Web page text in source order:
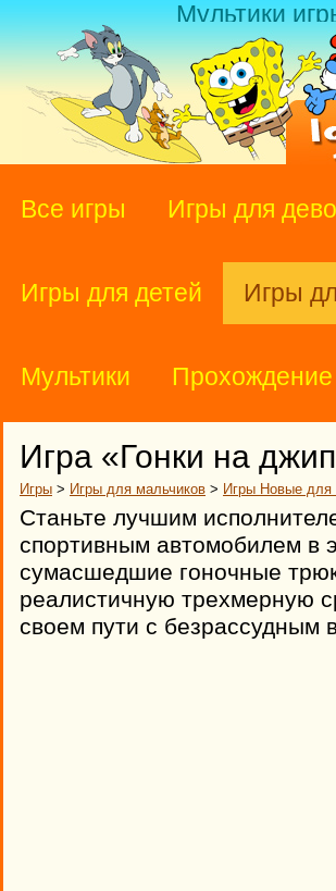
Мультики
Все игры Игры для
Игры для детей Игры
Мультики Прохождение
Игра «Гонки на
Игры > Игры для мальчиков > Игры Новые для
Станьте лучшим
спортивным автомобилем в
сумасшедшие гоночные
реалистичную трехмерную
своем пути с безрассудным